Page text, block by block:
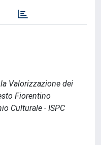
Valorizzazione dei
Fiorentino
Culturale - ISPC